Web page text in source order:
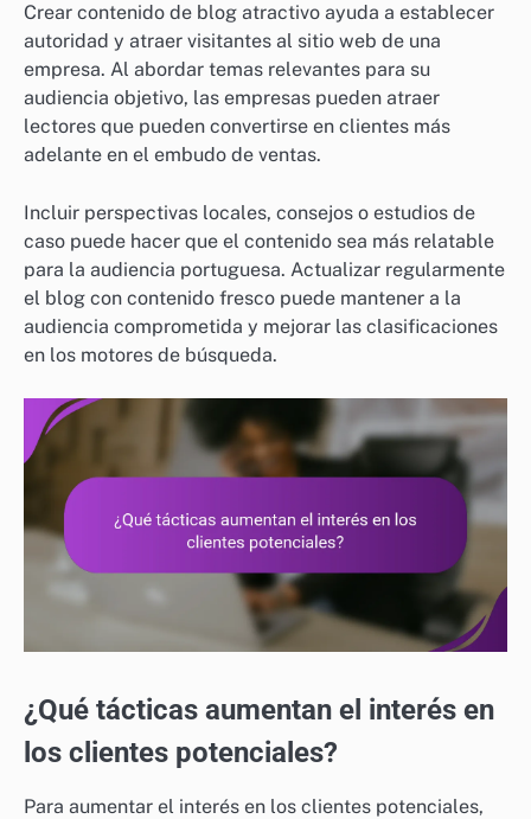
Crear contenido de blog atractivo ayuda a establecer
autoridad y atraer visitantes al sitio web de una
empresa. Al abordar temas relevantes para su
audiencia objetivo, las empresas pueden atraer
lectores que pueden convertirse en clientes más
adelante en el embudo de ventas.
Incluir perspectivas locales, consejos o estudios de
caso puede hacer que el contenido sea más relatable
para la audiencia portuguesa. Actualizar regularmente
el blog con contenido fresco puede mantener a la
audiencia comprometida y mejorar las clasificaciones
en los motores de búsqueda.
¿Qué tácticas aumentan el interés en
los clientes potenciales?
Para aumentar el interés en los clientes potenciales,